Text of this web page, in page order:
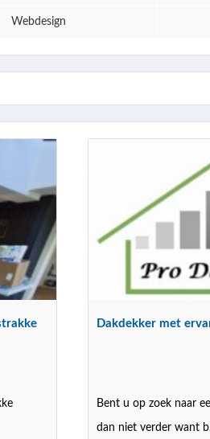
Webdesign
Dakdekker met
Bent u op zoek naar
dan niet verder want